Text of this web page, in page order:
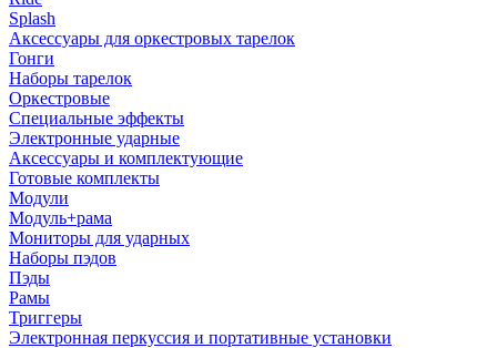
Splash
Аксессуары для оркестровых тарелок
Гонги
Наборы тарелок
Оркестровые
Специальные эффекты
Электронные ударные
Аксессуары и комплектующие
Готовые комплекты
Модули
Модуль+рама
Мониторы для ударных
Наборы пэдов
Пэды
Рамы
Триггеры
Электронная перкуссия и портативные установки